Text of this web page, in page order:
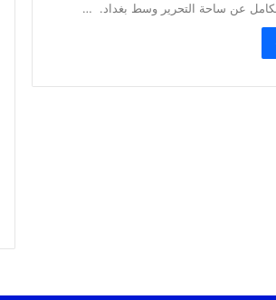
بالكامل عن ساحة التحرير وسط بغداد. …